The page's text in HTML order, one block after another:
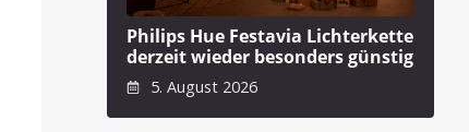
Philips Hue Festavia Lichterkette
derzeit wieder besonders günstig
5. August 2026